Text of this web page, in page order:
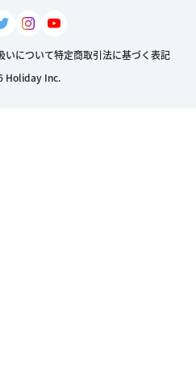
いについて特定商取引法に基づく表記
Holiday Inc.